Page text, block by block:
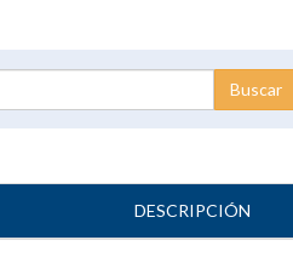
DESCRIPCIÓN